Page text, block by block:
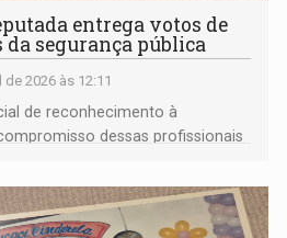
entrega votos de
segurança pública
2026 às 12:11
de reconhecimento à
dessas profissionais